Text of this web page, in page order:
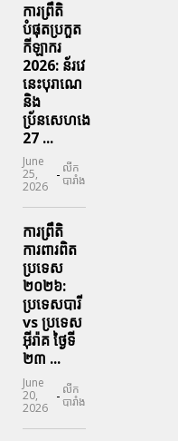
ការព្រឹតិ
បំផុតប្រកួត
កីឡាករ
2026: ន័រវេ
នេះបុរាណេ
និង
ប្រ័នសេហងេ
27 ...
June
25,
2026
- លីក
បារាំង
ការព្រឹតិ
ការពារ​ពិត
ប្រទេស
២០២៦:
ប្រទេសបារី
vs ប្រទេស
អ៊ីរ៉ាគ ថ្ងៃទី​
២៣ ...
June
20,
2026
- លីក
បារាំង